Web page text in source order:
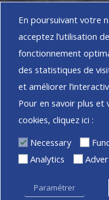
Tous droits
Plan du
En poursuivant votre
acceptez l’utilisation
fonctionnement
des statistiques de
et améliorer
Pour en savoir plus
cookies, cliquez ici :
Necessary
Analytics
Paramétrer